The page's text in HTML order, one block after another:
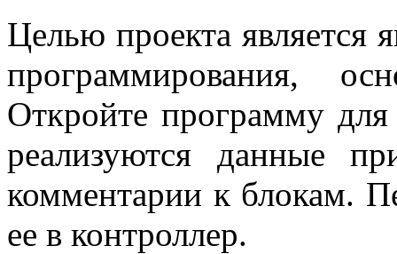
Целью проекта является
программирования,
Откройте программу
реализуются данные
комментарии к блокам.
ее в контроллер.